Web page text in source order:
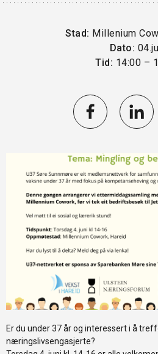
Stad: Millenium
Dato:
Tid: 14:00 –
Er du under 37 år og interessert i å
næringslivsengasjerte?